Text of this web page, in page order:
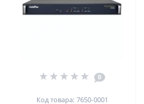
0
Код товара: 7650-0001